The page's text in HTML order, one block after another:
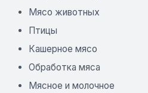
Мясо животных
Птицы
Кашерное мясо
Обработка мяса
Мясное и молочное